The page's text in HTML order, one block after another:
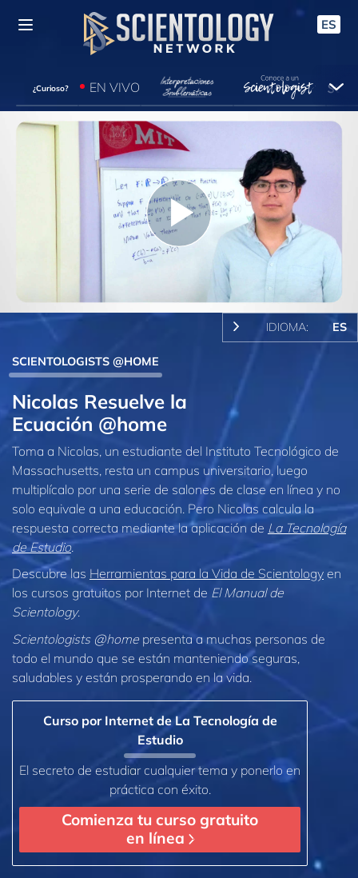
ES
¿Curioso? EN VIVO
Play
Video
IDIOMA: ES
SCIENTOLOGISTS @HOME
Nicolas Resuelve la
Ecuación @home
Toma a Nicolas, un estudiante del Instituto Tecnológico de
Massachusetts, resta un campus universitario, luego
multiplícalo por una serie de salones de clase en línea y no
solo equivale a una educación. Pero Nicolas calcula la
respuesta correcta mediante la aplicación de La Tecnología
de Estudio.
Descubre las Herramientas para la Vida de Scientology en
los cursos gratuitos por Internet de El Manual de
Scientology.
Scientologists @home presenta a muchas personas de
todo el mundo que se están manteniendo seguras,
saludables y están prosperando en la vida.
Curso por Internet de La Tecnología de
Estudio
El secreto de estudiar cualquier tema y ponerlo en
práctica con éxito.
Comienza tu curso gratuito
en línea